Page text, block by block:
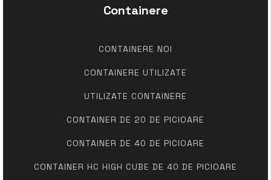
Containere
CONTAINERE NOI
CONTAINERE UTILIZATE
UTILIZATE CONTAINERE
CONTAINER DE 20 DE PICIOARE
CONTAINER DE 40 DE PICIOARE
CONTAINER HC HIGH CUBE DE 40 DE PICIOARE